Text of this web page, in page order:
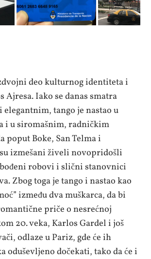
deo kulturnog identiteta i
Ajresa. Iako se danas smatra
tango je nastao u
i u siromašnim, radničkim
poput Boke, San Telma i
su izmešani živeli novopridošli
robovi i slični stanovnici
Zbog toga je tango i nastao kao
između dva muškarca, da bi
priče o nesrećnoj
20. veka, Karlos Gardel i još
odlaze u Pariz, gde će ih
oduševljeno dočekati, tako da će i